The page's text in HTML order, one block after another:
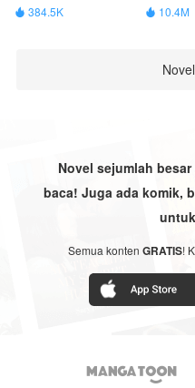
 384.5K  10.4M
Novel sejumlah
baca! Juga ada komik,
Semua konten GRATIS!
